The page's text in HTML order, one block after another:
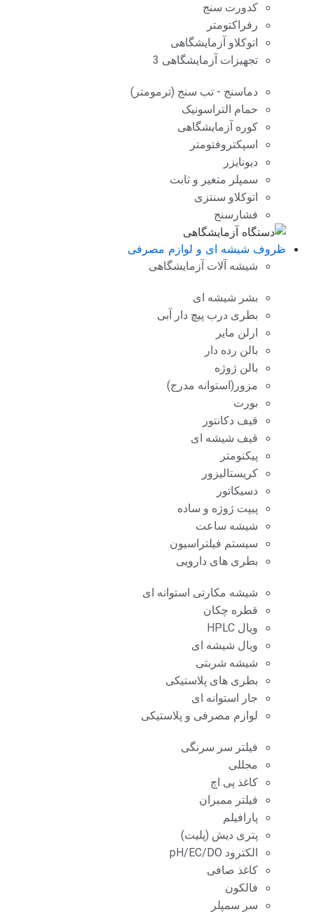
کدورت سنج
رفراکتومتر
اتوکلاو آزمایشگاهی
تجهیزات آزمایشگاهی 3
دماسنج - تب سنج (ترمومتر)
حمام التراسونیک
کوره آزمایشگاهی
اسپکتروفتومتر
دیونایزر
سمپلر متغیر و ثابت
اتوکلاو سنتزی
فشارسنج
ظروف شیشه ای و لوازم مصرفی
شیشه آلات آزمایشگاهی
بشر شیشه ای
بطری درب پیچ دار آبی
ارلن مایر
بالن رده دار
بالن ژوژه
مزور(استوانه مدرج)
بورت
قیف دکانتور
قیف شیشه ای
پیکنومتر
کریستالیزور
دسیکاتور
پیپت ژوژه و ساده
شیشه ساعت
سیستم فیلتراسیون
بطری های دارویی
شیشه مکارتی استوانه ای
قطره چکان
ویال HPLC
ویال شیشه ای
شیشه شربتی
بطری های پلاستیکی
جار استوانه ای
لوازم مصرفی و پلاستیکی
فیلتر سر سرنگی
مجللی
کاغذ پی اچ
فیلتر ممبران
پارافیلم
پتری دیش (پلیت)
الکترود pH/EC/DO
کاغذ صافی
فالکون
سر سمپلر